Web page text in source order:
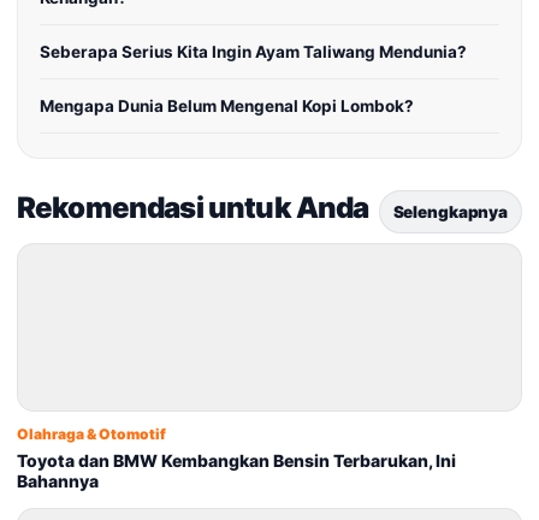
Seberapa Serius Kita Ingin Ayam Taliwang Mendunia?
Mengapa Dunia Belum Mengenal Kopi Lombok?
Rekomendasi untuk Anda Selengkapnya
Olahraga & Otomotif
Toyota dan BMW Kembangkan Bensin Terbarukan, Ini
Bahannya